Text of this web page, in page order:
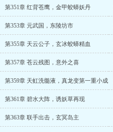
第351章 红背苍鹰，金甲蛟蟒妖丹
第353章 元武国，东陵坊市
第355章 天云公子，玄冰蛟蟒精血
第357章 苍云残图，意外之喜
第359章 天虹洗髓液，真龙变第一重小成
第361章 碧水大阵，诱妖草再现
第363章 联手出击，玄冥岛主